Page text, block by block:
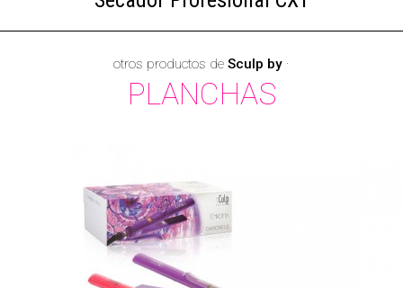
otros productos de Sculp by ·
PLANCHAS